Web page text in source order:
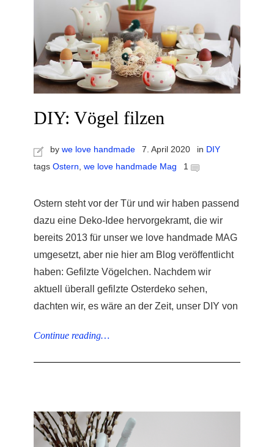
DIY: Vögel filzen
by we love handmade 7. April 2020 in DIY
tags Ostern, we love handmade Mag 1
Ostern steht vor der Tür und wir haben passend
dazu eine Deko-Idee hervorgekramt, die wir
bereits 2013 für unser we love handmade MAG
umgesetzt, aber nie hier am Blog veröffentlicht
haben: Gefilzte Vögelchen. Nachdem wir
aktuell überall gefilzte Osterdeko sehen,
dachten wir, es wäre an der Zeit, unser DIY von
Continue reading…